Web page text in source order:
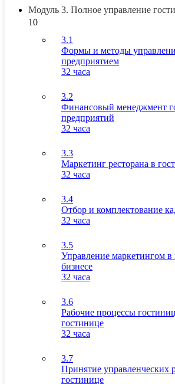
Модуль 3. Полное управление
10
3.1
Формы и методы
предприятием
32 часа
3.2
Финансовый менеджмент
предприятий
32 часа
3.3
Маркетинг ресторана в
32 часа
3.4
Отбор и комплектование
32 часа
3.5
Управление маркетингом
бизнесе
32 часа
3.6
Рабочие процессы
гостинице
32 часа
3.7
Принятие управленческих
гостинице